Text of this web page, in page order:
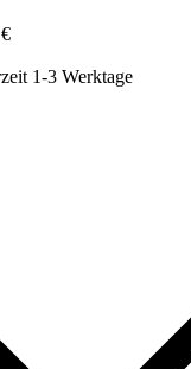
1-3 Werktage